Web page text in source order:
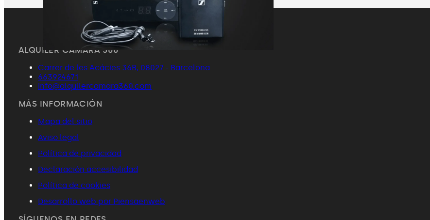
ALQUILER CÁMARA 360
Carrer de les Acácies 36B, 08027 - Barcelona
663924671
info@alquilercamara360.com
MÁS INFORMACIÓN
Mapa del sitio
Aviso legal
Política de privacidad
Declaración accesibilidad
Política de cookies
Desarrollo web por Piensaenweb